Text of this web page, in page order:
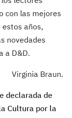
con las mejores
estos años,
novedades
a D&D.
Virginia Braun.
declarada de
Cultura por la